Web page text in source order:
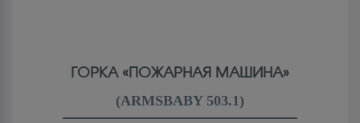
ГОРКА «ПОЖАРНАЯ МАШИНА»
(ARMSBABY 503.1)